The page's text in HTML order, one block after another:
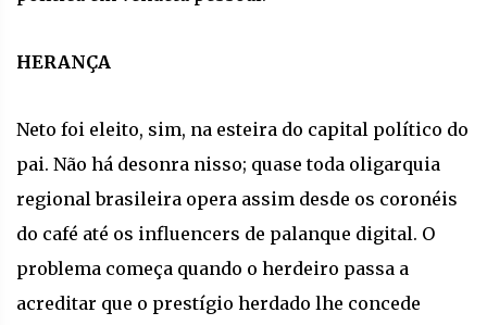
HERANÇA
Neto foi eleito, sim, na esteira do capital político do
pai. Não há desonra nisso; quase toda oligarquia
regional brasileira opera assim desde os coronéis
do café até os influencers de palanque digital. O
problema começa quando o herdeiro passa a
acreditar que o prestígio herdado lhe concede